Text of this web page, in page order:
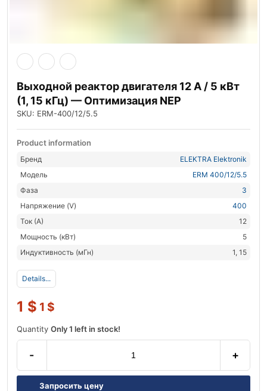
Выходной реактор двигателя 12 А / 5 кВт
(1, 15 кГц) — Оптимизация NEP
SKU: ERM-400/12/5.5
Product information
Бренд
ELEKTRA Elektronik
Модель
ERM 400/12/5.5
Фаза
3
Напряжение (V)
400
Ток (А)
12
Мощность (кВт)
5
Индуктивность (мГн)
1, 15
Details...
1 $ 1 $
Quantity Only 1 left in stock!
- +
Запросить цену